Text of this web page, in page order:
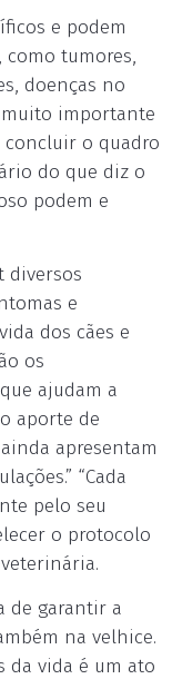
e podem
como tumores,
doenças no
importante
concluir o quadro
do que diz o
podem e
diversos
e
dos cães e
os
ajudam a
aporte de
apresentam
“Cada
pelo seu
o protocolo
de garantir a
na velhice.
da vida é um ato